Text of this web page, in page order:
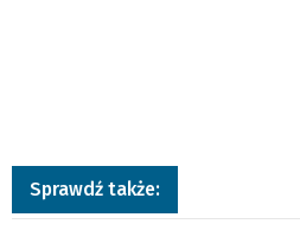
Sprawdź także: